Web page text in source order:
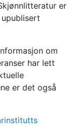
er
om
har lett
er det også